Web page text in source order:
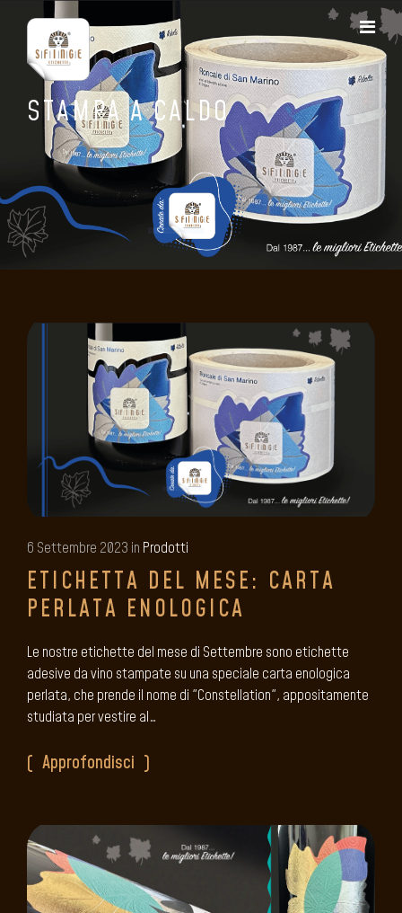
STAMPA A CALDO
6 Settembre 2023 in Prodotti
ETICHETTA DEL MESE: CARTA
PERLATA ENOLOGICA
Le nostre etichette del mese di Settembre sono etichette
adesive da vino stampate su una speciale carta enologica
perlata, che prende il nome di "Constellation", appositamente
studiata per vestire al…
Approfondisci